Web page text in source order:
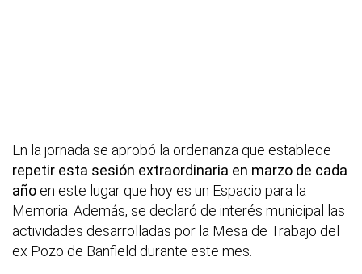
En la jornada se aprobó la ordenanza que establece
repetir esta sesión extraordinaria en marzo de cada
año en este lugar que hoy es un Espacio para la
Memoria. Además, se declaró de interés municipal las
actividades desarrolladas por la Mesa de Trabajo del
ex Pozo de Banfield durante este mes.